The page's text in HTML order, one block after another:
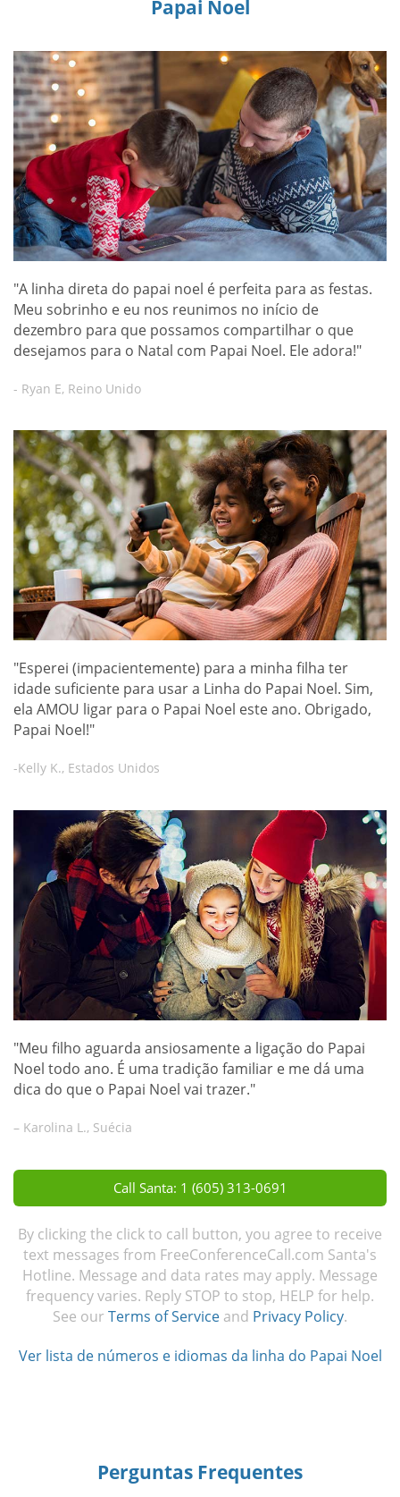
Papai Noel
"A linha direta do papai noel é perfeita para as festas.
Meu sobrinho e eu nos reunimos no início de
dezembro para que possamos compartilhar o que
desejamos para o Natal com Papai Noel. Ele adora!"
- Ryan E, Reino Unido
"Esperei (impacientemente) para a minha filha ter
idade suficiente para usar a Linha do Papai Noel. Sim,
ela AMOU ligar para o Papai Noel este ano. Obrigado,
Papai Noel!"
-Kelly K., Estados Unidos
"Meu filho aguarda ansiosamente a ligação do Papai
Noel todo ano. É uma tradição familiar e me dá uma
dica do que o Papai Noel vai trazer."
– Karolina L., Suécia
Call Santa: 1 (605) 313-0691
By clicking the click to call button, you agree to receive
text messages from FreeConferenceCall.com Santa's
Hotline. Message and data rates may apply. Message
frequency varies. Reply STOP to stop, HELP for help.
See our Terms of Service and Privacy Policy.
Ver lista de números e idiomas da linha do Papai Noel
Perguntas Frequentes